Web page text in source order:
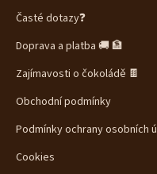
Časté dotazy❓
Doprava a platba 🚚 🏦
Zajímavosti o čokoládě 🍫
Obchodní podmínky
Podmínky ochrany osobních
Cookies